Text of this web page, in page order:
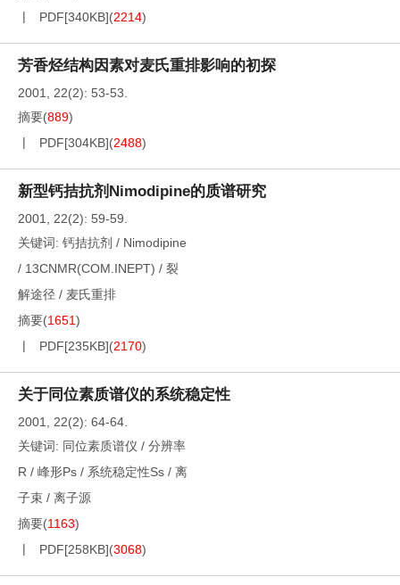
PDF[340KB](2214)
芳香烃结构因素对麦氏重排影响的初探
2001, 22(2): 53-53.
摘要(889)
PDF[304KB](2488)
新型钙拮抗剂Nimodipine的质谱研究
2001, 22(2): 59-59.
关键词: 钙拮抗剂 / Nimodipine
/ 13CNMR(COM.INEPT) / 裂
解途径 / 麦氏重排
摘要(1651)
PDF[235KB](2170)
关于同位素质谱仪的系统稳定性
2001, 22(2): 64-64.
关键词: 同位素质谱仪 / 分辨率
R / 峰形Ps / 系统稳定性Ss / 离
子束 / 离子源
摘要(1163)
PDF[258KB](3068)